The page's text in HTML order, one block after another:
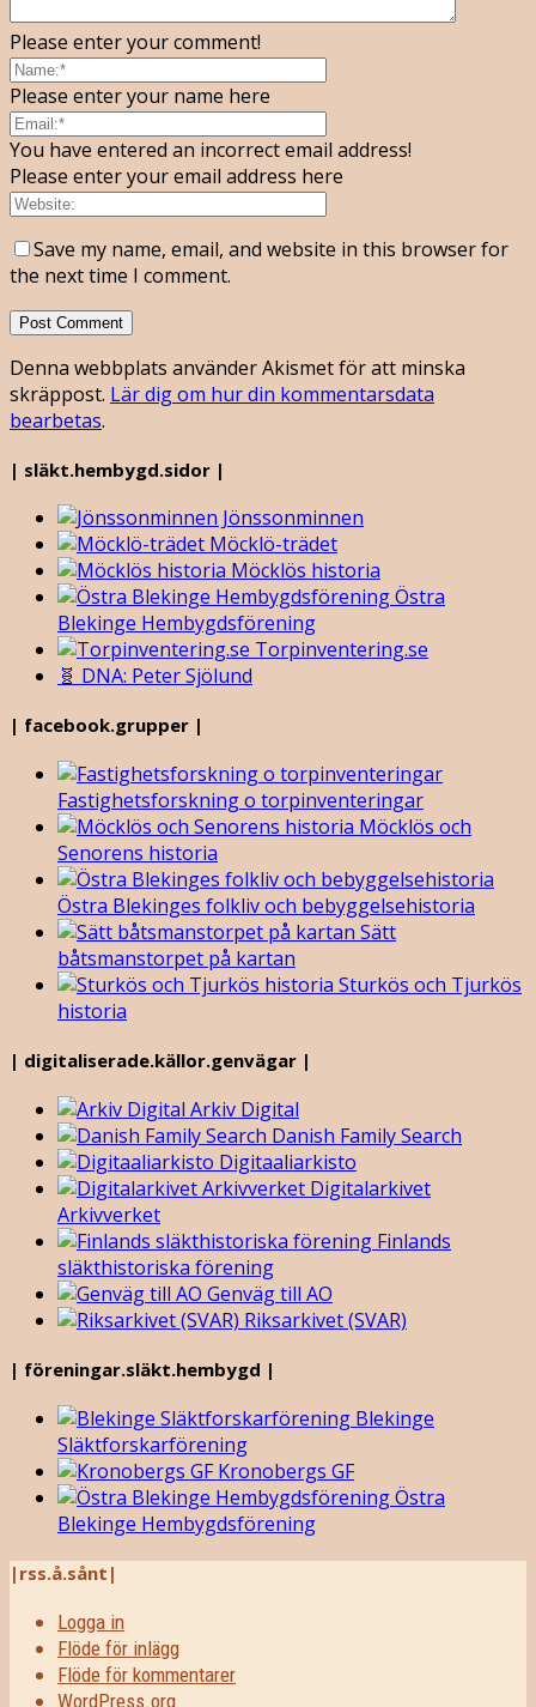
Please enter your comment!
Please enter your name here
You have entered an incorrect email address!
Please enter your email address here
Save my name, email, and website in this browser for
the next time I comment.
Denna webbplats använder Akismet för att minska
skräppost. Lär dig om hur din kommentarsdata
bearbetas.
| släkt.hembygd.sidor |
Jönssonminnen
Möcklö-trädet
Möcklös historia
Östra
Blekinge Hembygdsförening
Torpinventering.se
🧬 DNA: Peter Sjölund
| facebook.grupper |
Fastighetsforskning o torpinventeringar
Möcklös och
Senorens historia
Östra Blekinges folkliv och bebyggelsehistoria
Sätt
båtsmanstorpet på kartan
Sturkös och Tjurkös
historia
| digitaliserade.källor.genvägar |
Arkiv Digital
Danish Family Search
Digitaaliarkisto
Digitalarkivet
Arkivverket
Finlands
släkthistoriska förening
Genväg till AO
Riksarkivet (SVAR)
| föreningar.släkt.hembygd |
Blekinge
Släktforskarförening
Kronobergs GF
Östra
Blekinge Hembygdsförening
|rss.å.sånt|
Logga in
Flöde för inlägg
Flöde för kommentarer
WordPress.org